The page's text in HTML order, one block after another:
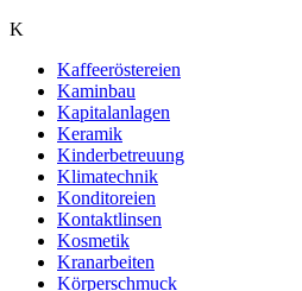
K
Kaffeeröstereien
Kaminbau
Kapitalanlagen
Keramik
Kinderbetreuung
Klimatechnik
Konditoreien
Kontaktlinsen
Kosmetik
Kranarbeiten
Körperschmuck